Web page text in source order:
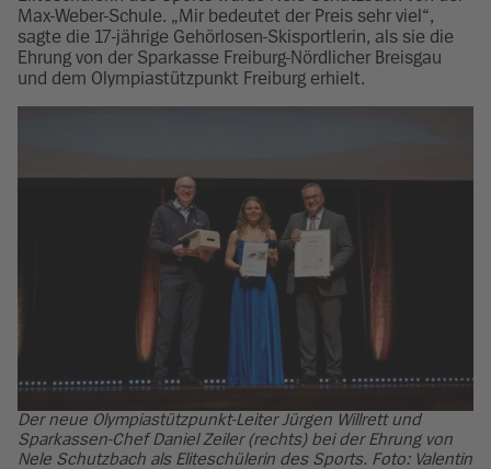
Max-Weber-Schule. „Mir bedeutet der Preis sehr viel“,
sagte die 17-jährige Gehörlosen-Skisportlerin, als sie die
Ehrung von der Sparkasse Freiburg-Nördlicher Breisgau
und dem Olympiastützpunkt Freiburg erhielt.
Der neue Olympiastützpunkt-Leiter Jürgen Willrett und
Sparkassen-Chef Daniel Zeiler (rechts) bei der Ehrung von
Nele Schutzbach als Eliteschülerin des Sports. Foto: Valentin